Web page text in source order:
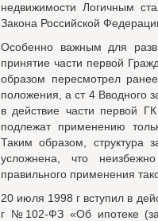
недвижимости Логичным
Закона Российской
Особенно важным для
принятие части первой
образом пересмотрел
положения, а ст 4 Вводного
в действие части первой
подлежат применению
Таким образом, структура
усложнена, что
правильного применения
20 июля 1998 г вступил в
г №102-ФЗ «Об ипотеке